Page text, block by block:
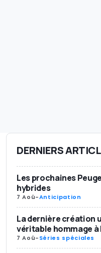
DERNIERS
Les prochaines
hybrides
7 Aoû-Anticipation
La dernière création
véritable hommage à
7 Aoû-Séries spéciales